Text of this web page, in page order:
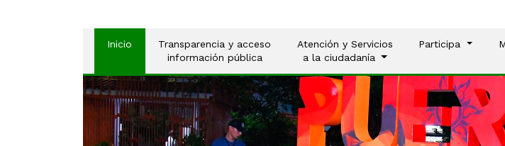
Inicio (current)Transparencia y acceso
información pública
Atención y Servicios
a la ciudadanía
Participa